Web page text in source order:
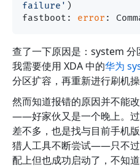
failure' )
fastboot: error
查了一下原因是：system 分
我需要使用 XDA 中的华为
分区扩容，再重新进行刷机操
然而知道报错的原因并不能
——好家伙又是一个晚上。过
差不多，也是找与目前手机
猎人工具不断尝试——只不
配上但也成功启动了，不知道